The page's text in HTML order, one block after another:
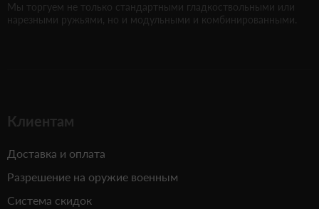
Мы торгуем не только стандартными гладкоствольными или
нарезными ружьями, но и модульными и комбинированными.
Клиентам
Доставка и оплата
Разрешение на оружие военным
Система скидок